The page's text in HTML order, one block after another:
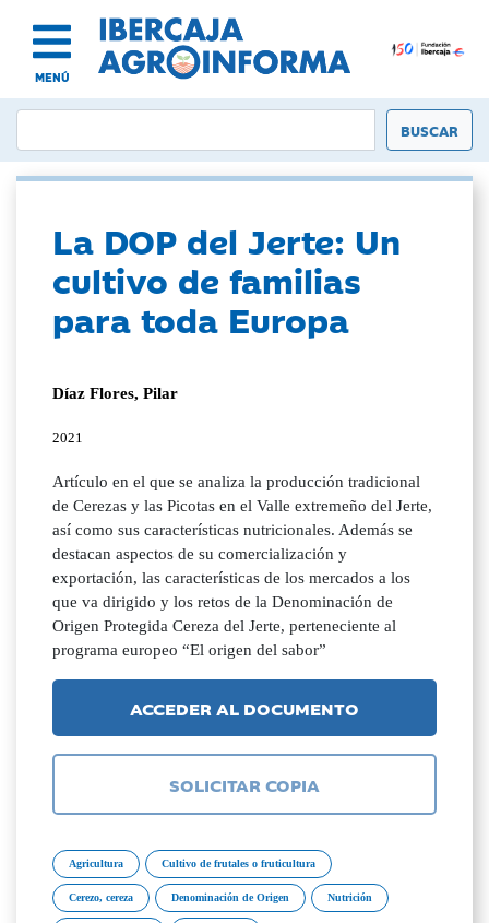
MENÚ
La DOP del Jerte: Un
cultivo de familias
para toda Europa
Díaz Flores, Pilar
2021
Artículo en el que se analiza la producción tradicional
de Cerezas y las Picotas en el Valle extremeño del Jerte,
así como sus características nutricionales. Además se
destacan aspectos de su comercialización y
exportación, las características de los mercados a los
que va dirigido y los retos de la Denominación de
Origen Protegida Cereza del Jerte, perteneciente al
programa europeo “El origen del sabor”
ACCEDER AL DOCUMENTO
SOLICITAR COPIA
Agricultura Cultivo de frutales o fruticultura
Cerezo, cereza Denominación de Origen Nutrición